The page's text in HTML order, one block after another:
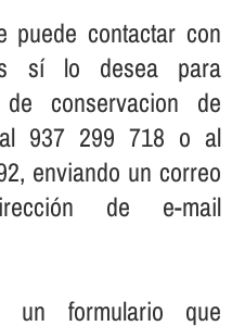
puede contactar con
sí­ lo desea para
conservacion de
al 937 299 718 o al
enviando un correo
de e-mail
formulario que